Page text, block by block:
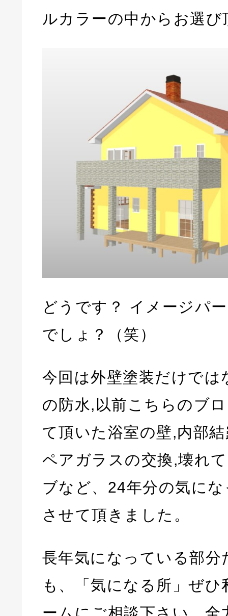
ルカラーの中からお選
どうです？ イメージパ
でしょ？（笑）
今回は外壁塗装だけでは
の防水,以前こちらのブ
て頂いた浴室の壁,内部
ペアガラスの交換,壊れ
ブなど、24年分の気に
させて頂きました。
長年気になっている部分
も、「気になる所」ぜ